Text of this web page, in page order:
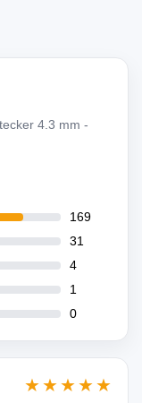
4.3 mm -
169
31
4
1
0
★★★★★